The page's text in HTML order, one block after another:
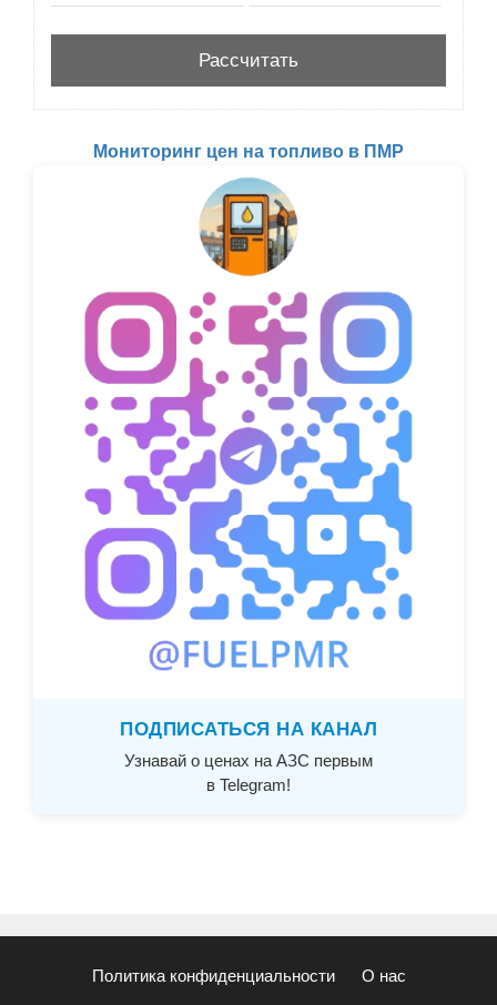
Мониторинг цен на топливо в ПМР
ПОДПИСАТЬСЯ НА КАНАЛ
Узнавай о ценах на АЗС первым
в Telegram!
Политика конфиденциальности О нас